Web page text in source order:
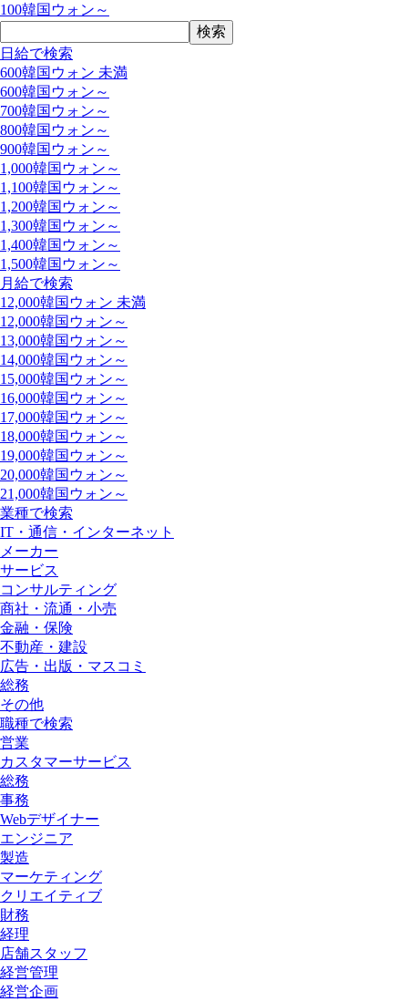
100韓国ウォン～
日給で検索
600韓国ウォン 未満
600韓国ウォン～
700韓国ウォン～
800韓国ウォン～
900韓国ウォン～
1,000韓国ウォン～
1,100韓国ウォン～
1,200韓国ウォン～
1,300韓国ウォン～
1,400韓国ウォン～
1,500韓国ウォン～
月給で検索
12,000韓国ウォン 未満
12,000韓国ウォン～
13,000韓国ウォン～
14,000韓国ウォン～
15,000韓国ウォン～
16,000韓国ウォン～
17,000韓国ウォン～
18,000韓国ウォン～
19,000韓国ウォン～
20,000韓国ウォン～
21,000韓国ウォン～
業種で検索
IT・通信・インターネット
メーカー
サービス
コンサルティング
商社・流通・小売
金融・保険
不動産・建設
広告・出版・マスコミ
総務
その他
職種で検索
営業
カスタマーサービス
総務
事務
Webデザイナー
エンジニア
製造
マーケティング
クリエイティブ
財務
経理
店舗スタッフ
経営管理
経営企画